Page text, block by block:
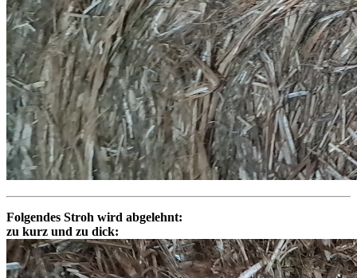
Folgendes Stroh wird abgelehnt:
zu kurz und zu dick: